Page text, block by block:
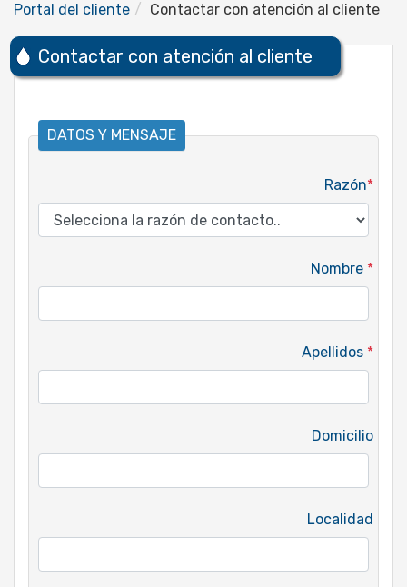
Portal del cliente Contactar con atención al cliente
Contactar con atención al cliente
DATOS Y MENSAJE
Razón*
Nombre *
Apellidos *
Domicilio
Localidad